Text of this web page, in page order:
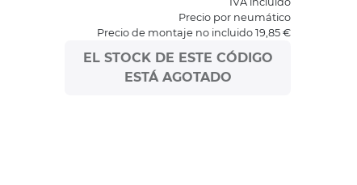
Precio por neumático
Precio de montaje no incluido 19,85 €
EL STOCK DE ESTE CÓDIGO
ESTÁ AGOTADO